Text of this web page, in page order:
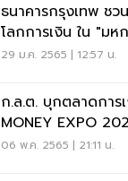
ธนาคารกรุงเทพ ชว
โลกการเงิน ใน "มห
ระยอง ครั้งที่ 3"
29 ม.ค. 2565 | 12:57 น.
ก.ล.ต. บุกตลาดการ
MONEY EXPO
ลงทุนสมดุล สู่ความยั่
06 พ.ค. 2565 | 21:11 น.